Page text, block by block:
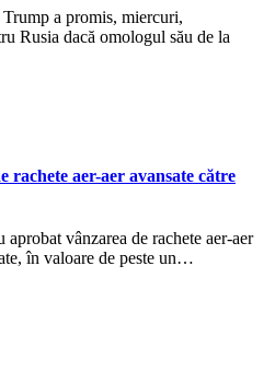
a promis, miercuri,
Rusia dacă omologul său de la
rachete aer-aer avansate către
vânzarea de rachete aer-aer
în valoare de peste un…